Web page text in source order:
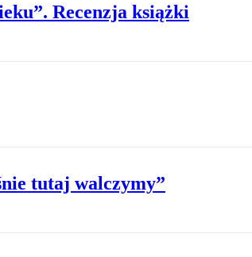
Recenzja książki
tutaj walczymy”